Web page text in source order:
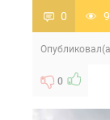
0
0